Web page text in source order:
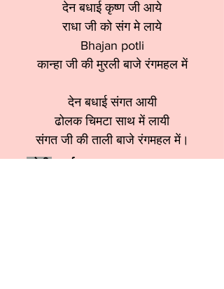
देन बधाई कृष्ण जी आये
राधा जी को संग मे लाये
Bhajan potli
कान्हा जी की मुरली बाजे रंगमहल में
देन बधाई संगत आयी
ढोलक चिमटा साथ में लायी
संगत जी की ताली बाजे रंगमहल में।
श्रेणी:बधाई भजन